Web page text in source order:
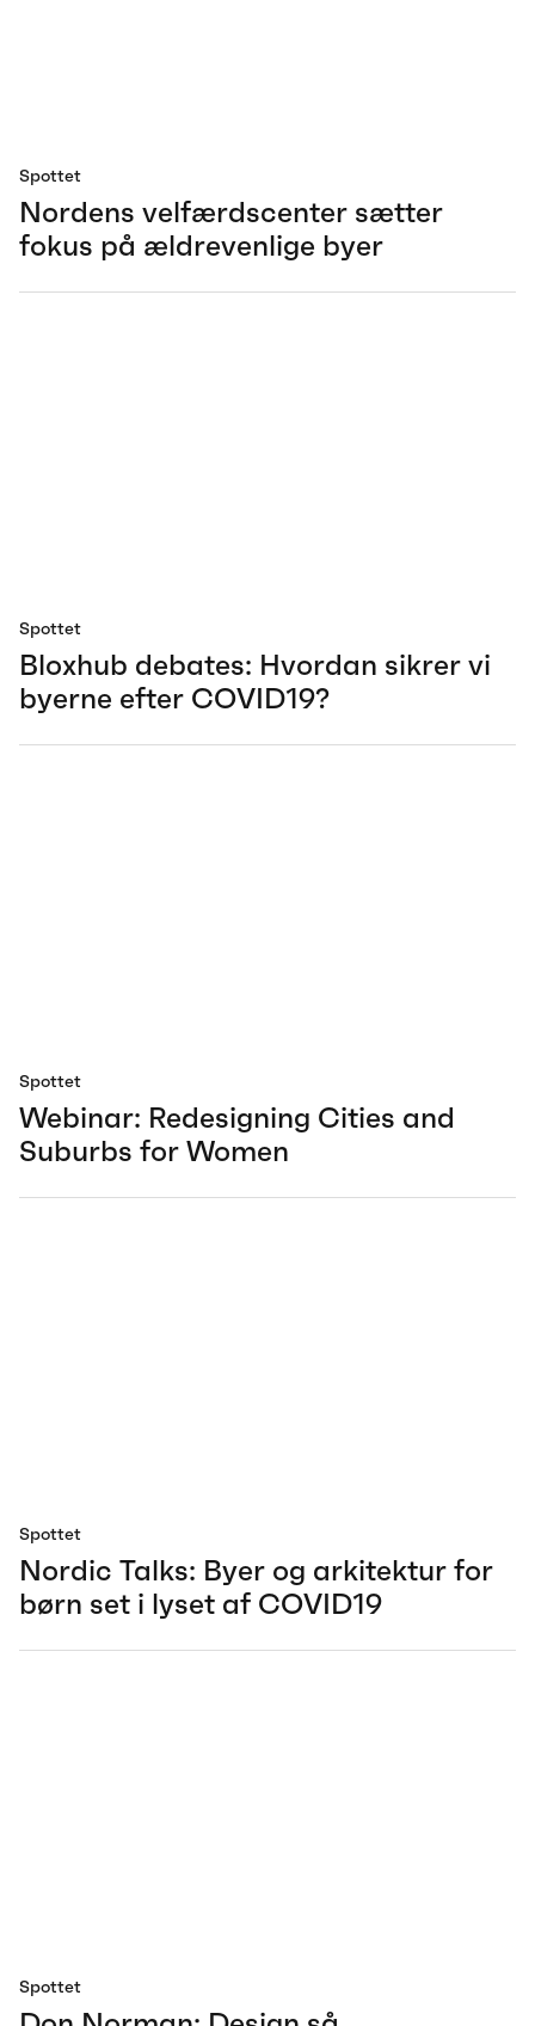
Spottet
Nordens velfærdscenter sætter
fokus på ældrevenlige byer
Spottet
Bloxhub debates: Hvordan sikrer vi
byerne efter COVID19?
Spottet
Webinar: Redesigning Cities and
Suburbs for Women
Spottet
Nordic Talks: Byer og arkitektur for
børn set i lyset af COVID19
Spottet